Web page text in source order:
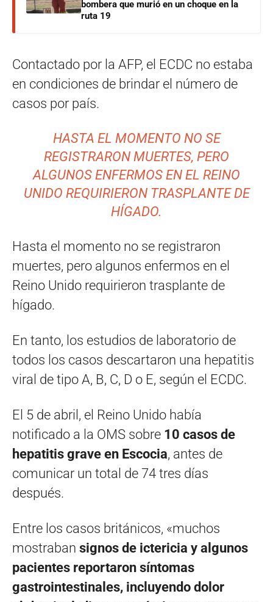
bombera que murió en un choque en la
ruta 19
Contactado por la AFP, el ECDC no estaba
en condiciones de brindar el número de
casos por país.
HASTA EL MOMENTO NO SE
REGISTRARON MUERTES, PERO
ALGUNOS ENFERMOS EN EL REINO
UNIDO REQUIRIERON TRASPLANTE DE
HÍGADO.
Hasta el momento no se registraron
muertes, pero algunos enfermos en el
Reino Unido requirieron trasplante de
hígado.
En tanto, los estudios de laboratorio de
todos los casos descartaron una hepatitis
viral de tipo A, B, C, D o E, según el ECDC.
El 5 de abril, el Reino Unido había
notificado a la OMS sobre 10 casos de
hepatitis grave en Escocia, antes de
comunicar un total de 74 tres días
después.
Entre los casos británicos, «muchos
mostraban signos de ictericia y algunos
pacientes reportaron síntomas
gastrointestinales, incluyendo dolor